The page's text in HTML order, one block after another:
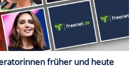
früher und heute